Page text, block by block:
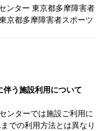
ンター 東京都多摩障害者
京都多摩障害者スポーツ
伴う施設利用について
ンターでは施設ご利用に
での利用方法とは異なり